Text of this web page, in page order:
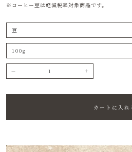
※コーヒー豆は軽減税率対象商品です。